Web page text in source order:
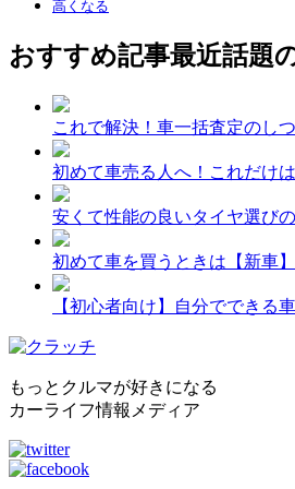
高くなる
おすすめ記事最近話題
これで解決！車一括査定のし
初めて車売る人へ！これだけ
安くて性能の良いタイヤ選び
初めて車を買うときは【新車
【初心者向け】自分でできる
もっとクルマが好きになる
カーライフ情報メディア